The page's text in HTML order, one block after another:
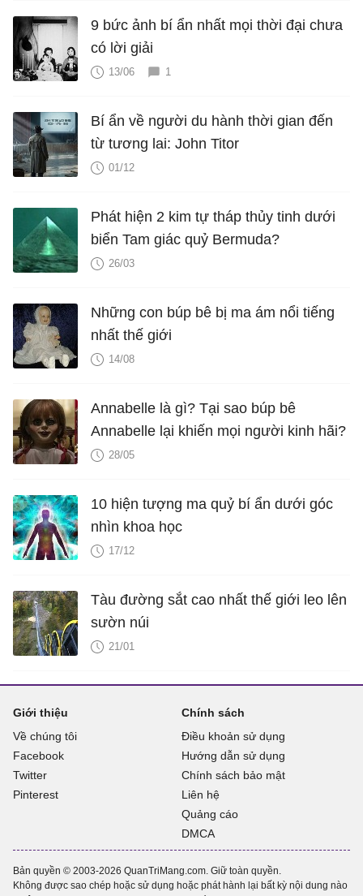
9 bức ảnh bí ẩn nhất mọi thời đại chưa
có lời giải
13/06 1
Bí ẩn về người du hành thời gian đến
từ tương lai: John Titor
01/12
Phát hiện 2 kim tự tháp thủy tinh dưới
biển Tam giác quỷ Bermuda?
26/03
Những con búp bê bị ma ám nổi tiếng
nhất thế giới
14/08
Annabelle là gì? Tại sao búp bê
Annabelle lại khiến mọi người kinh hãi?
28/05
10 hiện tượng ma quỷ bí ẩn dưới góc
nhìn khoa học
17/12
Tàu đường sắt cao nhất thế giới leo lên
sườn núi
21/01
Giới thiệu
Về chúng tôi
Facebook
Twitter
Pinterest
Chính sách
Điều khoản sử dụng
Hướng dẫn sử dụng
Chính sách bảo mật
Liên hệ
Quảng cáo
DMCA
Bản quyền © 2003-2026 QuanTriMang.com. Giữ toàn quyền.
Không được sao chép hoặc sử dụng hoặc phát hành lại bất kỳ nội dung nào